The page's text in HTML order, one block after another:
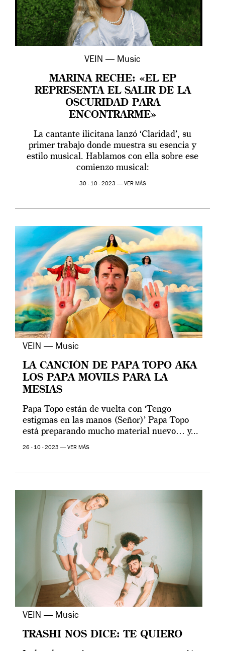
VEIN — Music
MARINA RECHE: «EL EP
REPRESENTA EL SALIR DE LA
OSCURIDAD PARA
ENCONTRARME»
La cantante ilicitana lanzó ‘Claridad’, su
primer trabajo donde muestra su esencia y
estilo musical. Hablamos con ella sobre ese
comienzo musical:
30 - 10 - 2023 — VER MÁS
VEIN — Music
LA CANCIÓN DE PAPA TOPO AKA
LOS PAPA MOVILS PARA LA
MESIAS
Papa Topo están de vuelta con ‘Tengo
estigmas en las manos (Señor)’ Papa Topo
está preparando mucho material nuevo… y...
26 - 10 - 2023 — VER MÁS
VEIN — Music
TRASHI NOS DICE: TE QUIERO